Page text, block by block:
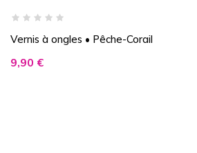
Vernis à ongles • Pêche-Corail
Prix
9,90 €